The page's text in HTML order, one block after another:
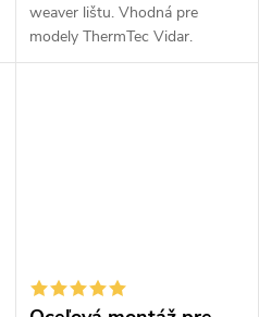
weaver lištu. Vhodná pre
modely ThermTec Vidar.